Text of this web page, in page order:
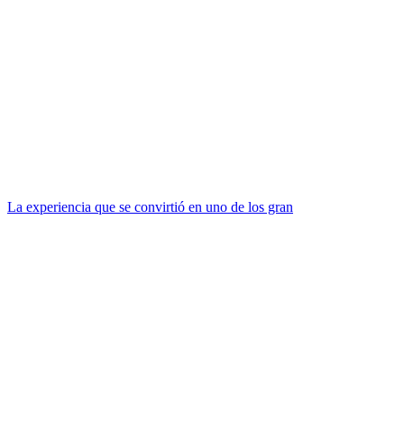
La experiencia que se convirtió en uno de los gran